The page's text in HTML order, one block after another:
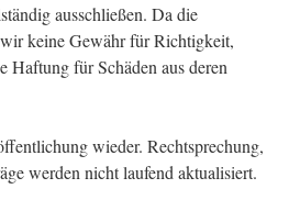
ausschließen. Da die
keine Gewähr für Richtigkeit,
für Schäden aus deren
wieder. Rechtsprechung,
werden nicht laufend aktualisiert.